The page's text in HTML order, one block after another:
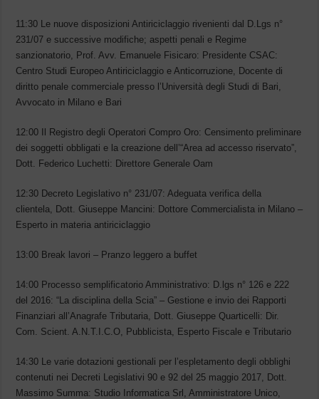
11:30 Le nuove disposizioni Antiriciclaggio rivenienti dal D.Lgs n°
231/07 e successive modifiche; aspetti penali e Regime
sanzionatorio, Prof. Avv. Emanuele Fisicaro: Presidente CSAC:
Centro Studi Europeo Antiriciclaggio e Anticorruzione, Docente di
diritto penale commerciale presso l’Università degli Studi di Bari,
Avvocato in Milano e Bari
12:00 Il Registro degli Operatori Compro Oro: Censimento preliminare
dei soggetti obbligati e la creazione dell’“Area ad accesso riservato”,
Dott. Federico Luchetti: Direttore Generale Oam
12:30 Decreto Legislativo n° 231/07: Adeguata verifica della
clientela, Dott. Giuseppe Mancini: Dottore Commercialista in Milano –
Esperto in materia antiriciclaggio
13:00 Break lavori – Pranzo leggero a buffet
14:00 Processo semplificatorio Amministrativo: D.lgs n° 126 e 222
del 2016: “La disciplina della Scia” – Gestione e invio dei Rapporti
Finanziari all’Anagrafe Tributaria, Dott. Giuseppe Quarticelli: Dir.
Com. Scient. A.N.T.I.C.O, Pubblicista, Esperto Fiscale e Tributario
14:30 Le varie dotazioni gestionali per l’espletamento degli obblighi
contenuti nei Decreti Legislativi 90 e 92 del 25 maggio 2017, Dott.
Massimo Summa: Studio Informatica Srl, Amministratore Unico,